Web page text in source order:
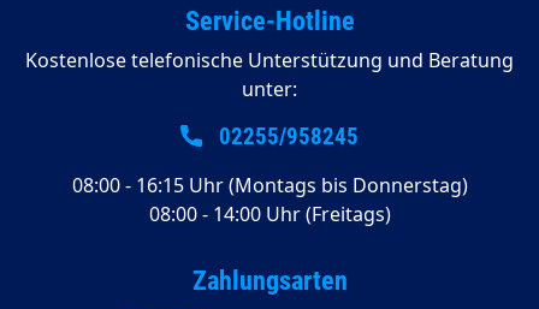
Service-Hotline
Kostenlose telefonische Unterstützung und Beratung
unter:
02255/958245
08:00 - 16:15 Uhr (Montags bis Donnerstag)
08:00 - 14:00 Uhr (Freitags)
Zahlungsarten